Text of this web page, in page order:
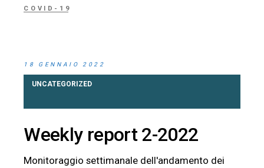
COVID-19
18 GENNAIO 2022
UNCATEGORIZED
Weekly report 2-2022
Monitoraggio settimanale dell'andamento dei